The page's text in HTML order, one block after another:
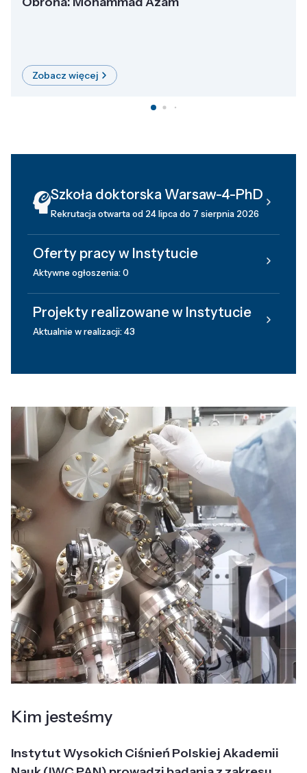
Zobacz więcej
Szkoła doktorska Warsaw-4-PhD
Rekrutacja otwarta od 24 lipca do 7 sierpnia 2026
Oferty pracy w Instytucie
Aktywne ogłoszenia: 0
Projekty realizowane w Instytucie
Aktualnie w realizacji: 43
Kim jesteśmy
Instytut Wysokich Ciśnień Polskiej Akademii